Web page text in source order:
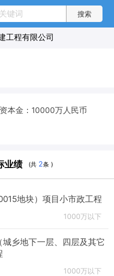
工程有限公司
本金：10000万人民币
业绩 (共 2条 )
地块）项目小市政工程
1000万以下
乡地下一层、四层及其它
1000万以下